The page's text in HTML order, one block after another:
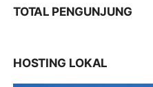
TOTAL PENGUNJUNG
HOSTING LOKAL